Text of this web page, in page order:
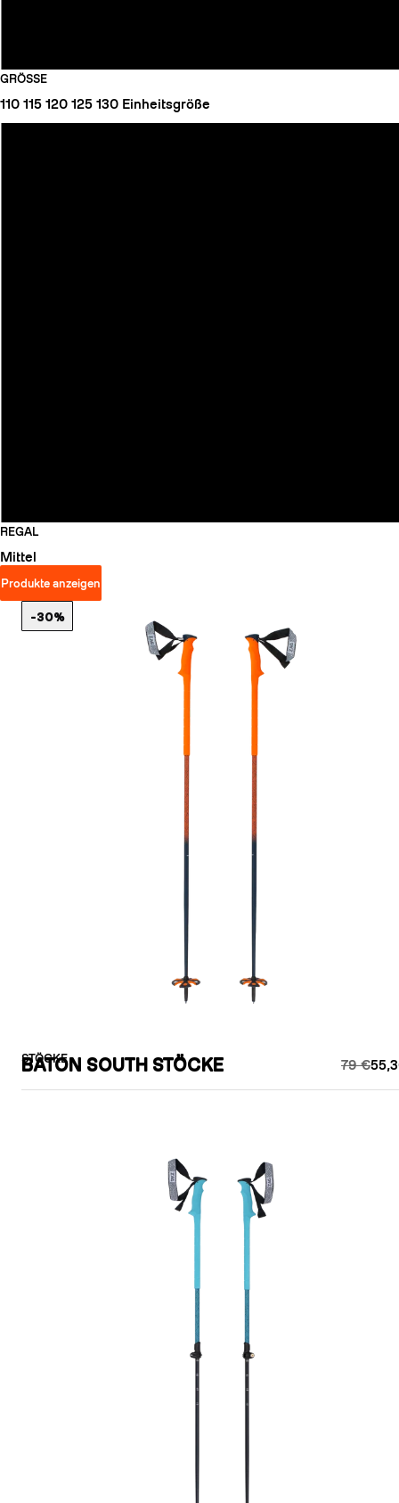
GRÖSSE
110 115 120 125 130 Einheitsgröße
REGAL
Mittel
Produkte anzeigen
STÖCKE
BATON SOUTH STÖCKE 79 €
-30%